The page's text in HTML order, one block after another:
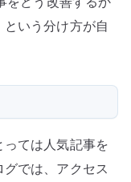
いう分け方が自
ては人気記事を
では、アクセス